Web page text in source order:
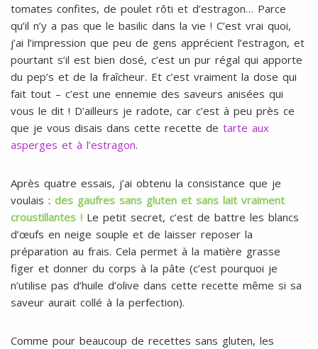
tomates confites, de poulet rôti et d’estragon… Parce
qu’il n’y a pas que le basilic dans la vie ! C’est vrai quoi,
j’ai l’impression que peu de gens apprécient l’estragon, et
pourtant s’il est bien dosé, c’est un pur régal qui apporte
du pep’s et de la fraîcheur. Et c’est vraiment la dose qui
fait tout – c’est une ennemie des saveurs anisées qui
vous le dit ! D’ailleurs je radote, car c’est à peu près ce
que je vous disais dans cette recette de tarte aux
asperges et à l’estragon.
Après quatre essais, j’ai obtenu la consistance que je
voulais : des gaufres sans gluten et sans lait vraiment
croustillantes ! Le petit secret, c’est de battre les blancs
d’œufs en neige souple et de laisser reposer la
préparation au frais. Cela permet à la matière grasse
figer et donner du corps à la pâte (c’est pourquoi je
n’utilise pas d’huile d’olive dans cette recette même si sa
saveur aurait collé à la perfection).
Comme pour beaucoup de recettes sans gluten, les